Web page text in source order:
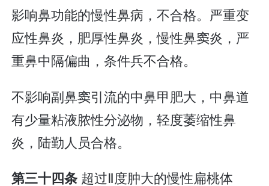
影响鼻功能的慢性鼻病，不合格。严重变
应性鼻炎，肥厚性鼻炎，慢性鼻窦炎，严
重鼻中隔偏曲，条件兵不合格。
不影响副鼻窦引流的中鼻甲肥大，中鼻道
有少量粘液脓性分泌物，轻度萎缩性鼻
炎，陆勤人员合格。
第三十四条 超过Ⅱ度肿大的慢性扁桃体